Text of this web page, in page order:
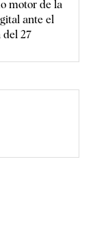
motor de la
ante el
del 27